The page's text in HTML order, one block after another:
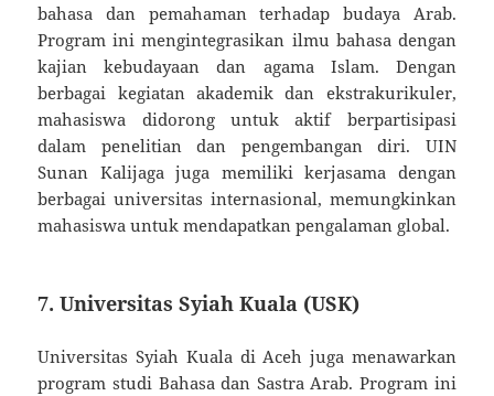
bahasa dan pemahaman terhadap budaya Arab.
Program ini mengintegrasikan ilmu bahasa dengan
kajian kebudayaan dan agama Islam. Dengan
berbagai kegiatan akademik dan ekstrakurikuler,
mahasiswa didorong untuk aktif berpartisipasi
dalam penelitian dan pengembangan diri. UIN
Sunan Kalijaga juga memiliki kerjasama dengan
berbagai universitas internasional, memungkinkan
mahasiswa untuk mendapatkan pengalaman global.
7. Universitas Syiah Kuala (USK)
Universitas Syiah Kuala di Aceh juga menawarkan
program studi Bahasa dan Sastra Arab. Program ini